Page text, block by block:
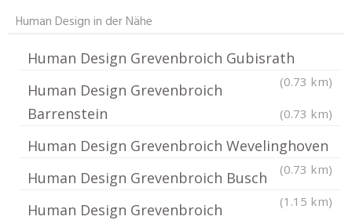
Human Design in der Nähe
Human Design Grevenbroich Gubisrath
(0.73 km)
Human Design Grevenbroich
Barrenstein
(0.73 km)
Human Design Grevenbroich Wevelinghoven
(0.73 km)
Human Design Grevenbroich Busch
(1.15 km)
Human Design Grevenbroich